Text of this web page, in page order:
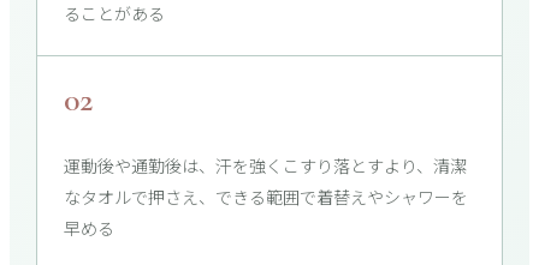
ることがある
02
運動後や通勤後は、汗を強くこすり落とすより、清潔
なタオルで押さえ、できる範囲で着替えやシャワーを
早める